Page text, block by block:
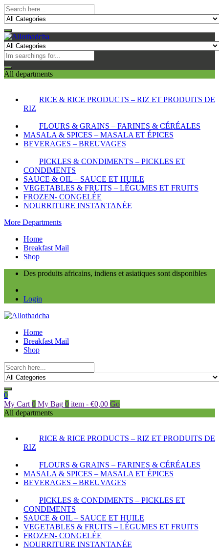
All departments
RICE & RICE PRODUCTS – RIZ ET PRODUITS DE
RIZ
FLOURS & GRAINS – FARINES & CÉRÉALES
MASALA & SPICES – MASALA ET ÉPICES
BEVERAGES – BREUVAGES
PICKLES & CONDIMENTS – PICKLES ET
CONDIMENTS
SAUCE & OIL – SAUCE ET HUILE
VEGETABLES & FRUITS – LÉGUMES ET FRUITS
FROZEN- CONGELÉE
NOURRITURE INSTANTANÉE
More Departments
Home
Breakfast Mail
Shop
Des produits africains, indiens et asiatiques sont disponibles
Login
Home
Breakfast Mail
Shop
0
My Cart 0 My Bag 0 item - €0,00 Go
All departments
RICE & RICE PRODUCTS – RIZ ET PRODUITS DE
RIZ
FLOURS & GRAINS – FARINES & CÉRÉALES
MASALA & SPICES – MASALA ET ÉPICES
BEVERAGES – BREUVAGES
PICKLES & CONDIMENTS – PICKLES ET
CONDIMENTS
SAUCE & OIL – SAUCE ET HUILE
VEGETABLES & FRUITS – LÉGUMES ET FRUITS
FROZEN- CONGELÉE
NOURRITURE INSTANTANÉE